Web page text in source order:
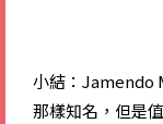
​小結：​ Jamendo
那樣知名，但是